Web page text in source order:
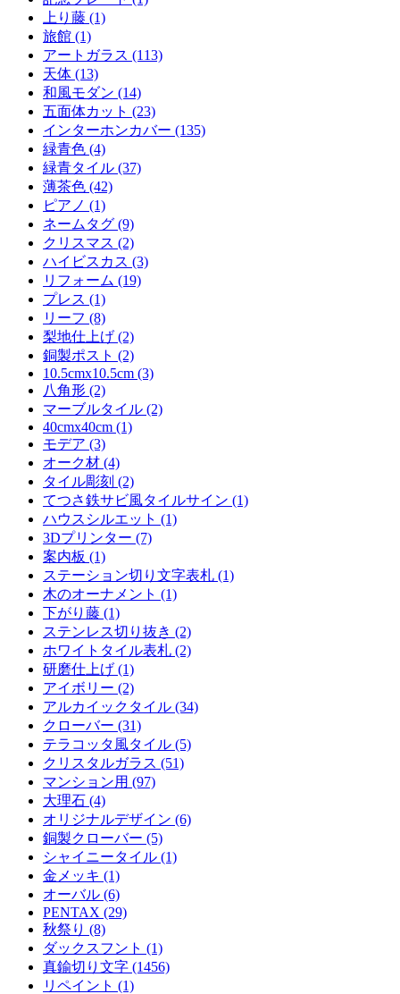
上り藤 (1)
旅館 (1)
アートガラス (113)
天体 (13)
和風モダン (14)
五面体カット (23)
インターホンカバー (135)
緑青色 (4)
緑青タイル (37)
薄茶色 (42)
ピアノ (1)
ネームタグ (9)
クリスマス (2)
ハイビスカス (3)
リフォーム (19)
プレス (1)
リーフ (8)
梨地仕上げ (2)
銅製ポスト (2)
10.5cmx10.5cm (3)
八角形 (2)
マーブルタイル (2)
40cmx40cm (1)
モデア (3)
オーク材 (4)
タイル彫刻 (2)
てつさ鉄サビ風タイルサイン (1)
ハウスシルエット (1)
3Dプリンター (7)
案内板 (1)
ステーション切り文字表札 (1)
木のオーナメント (1)
下がり藤 (1)
ステンレス切り抜き (2)
ホワイトタイル表札 (2)
研磨仕上げ (1)
アイボリー (2)
アルカイックタイル (34)
クローバー (31)
テラコッタ風タイル (5)
クリスタルガラス (51)
マンション用 (97)
大理石 (4)
オリジナルデザイン (6)
銅製クローバー (5)
シャイニータイル (1)
金メッキ (1)
オーバル (6)
PENTAX (29)
秋祭り (8)
ダックスフント (1)
真鍮切り文字 (1456)
リペイント (1)